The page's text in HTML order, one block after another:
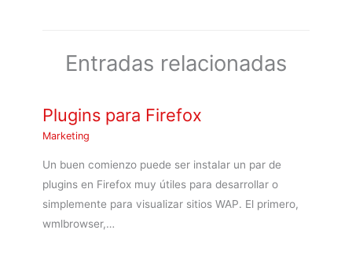
Entradas relacionadas
Plugins para Firefox
Marketing
Un buen comienzo puede ser instalar un par de
plugins en Firefox muy útiles para desarrollar o
simplemente para visualizar sitios WAP. El primero,
wmlbrowser,…